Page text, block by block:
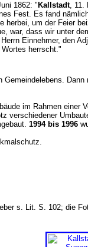
1862: "Kallstadt, 11.
Fest. Es fand
herbei, um der Feier
war, dass wir unter
Einnehmer, den
herrscht."
im Rahmen einer
verschiedener
1994 bis 1996
s. Lit. S. 102; die